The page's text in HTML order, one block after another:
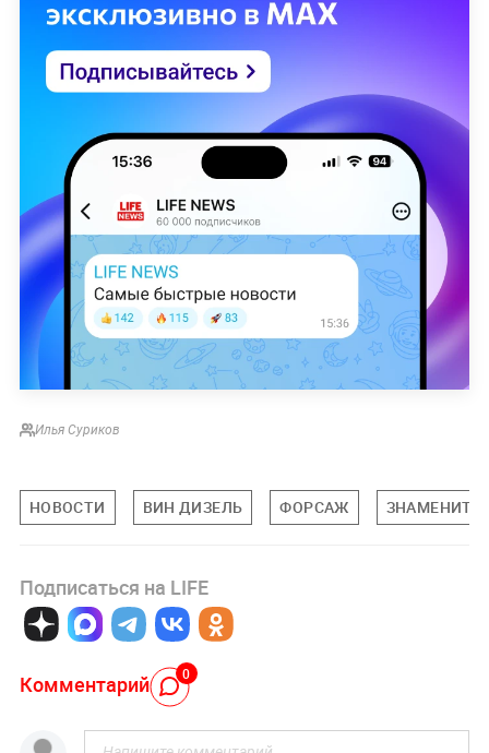
Илья Суриков
НОВОСТИ ВИН ДИЗЕЛЬ ФОРСАЖ
Подписаться на LIFE
Комментарий 0